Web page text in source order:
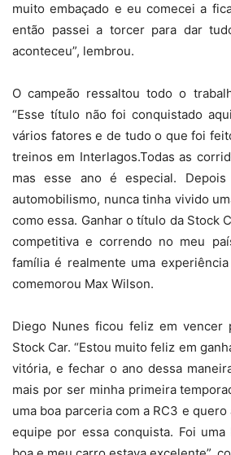
muito embaçado e eu comecei a
então passei a torcer para dar
aconteceu”, lembrou.
O campeão ressaltou todo o
“Esse título não foi conquistado
vários fatores e de tudo o que foi
treinos em Interlagos.Todas as
mas esse ano é especial.
automobilismo, nunca tinha vivido
como essa. Ganhar o título da Stock
competitiva e correndo no meu
família é realmente uma
comemorou Max Wilson.
Diego Nunes ficou feliz em vencer
Stock Car. “Estou muito feliz em
vitória, e fechar o ano dessa
mais por ser minha primeira
uma boa parceria com a RC3 e
equipe por essa conquista. Foi